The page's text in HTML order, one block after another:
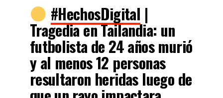
#HechosDigital |
Tragedia en Tailandia: un
futbolista de 24 años murió
y al menos 12 personas
resultaron heridas luego de